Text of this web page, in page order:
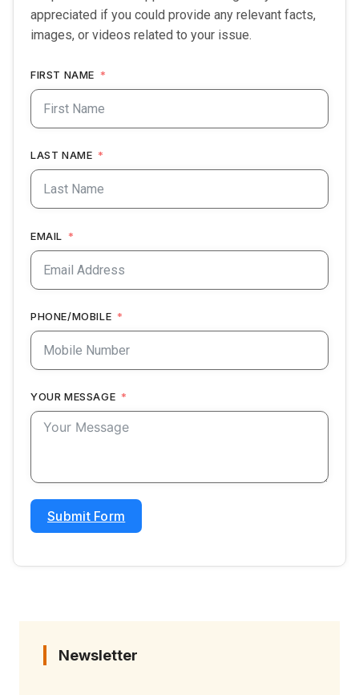
appreciated if you could provide any relevant facts,
images, or videos related to your issue.
FIRST NAME
LAST NAME
EMAIL
PHONE/MOBILE
YOUR MESSAGE
Submit Form
Newsletter